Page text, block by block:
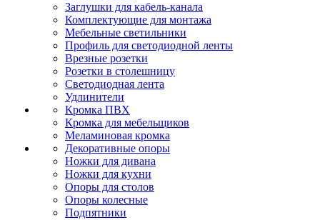
Заглушки для кабель-канала
Комплектующие для монтажа
Мебельные светильники
Профиль для светодиодной ленты
Врезные розетки
Розетки в столешницу
Светодиодная лента
Удлинители
Кромка ПВХ
Кромка для мебельщиков
Меламиновая кромка
Декоративные опоры
Ножки для дивана
Ножки для кухни
Опоры для столов
Опоры колесные
Подпятники